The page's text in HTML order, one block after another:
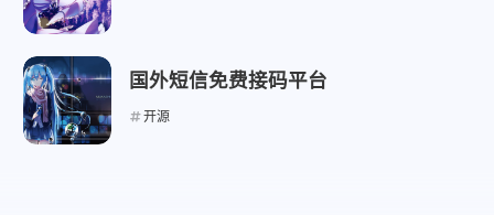
国外短信免费接码平台
开源